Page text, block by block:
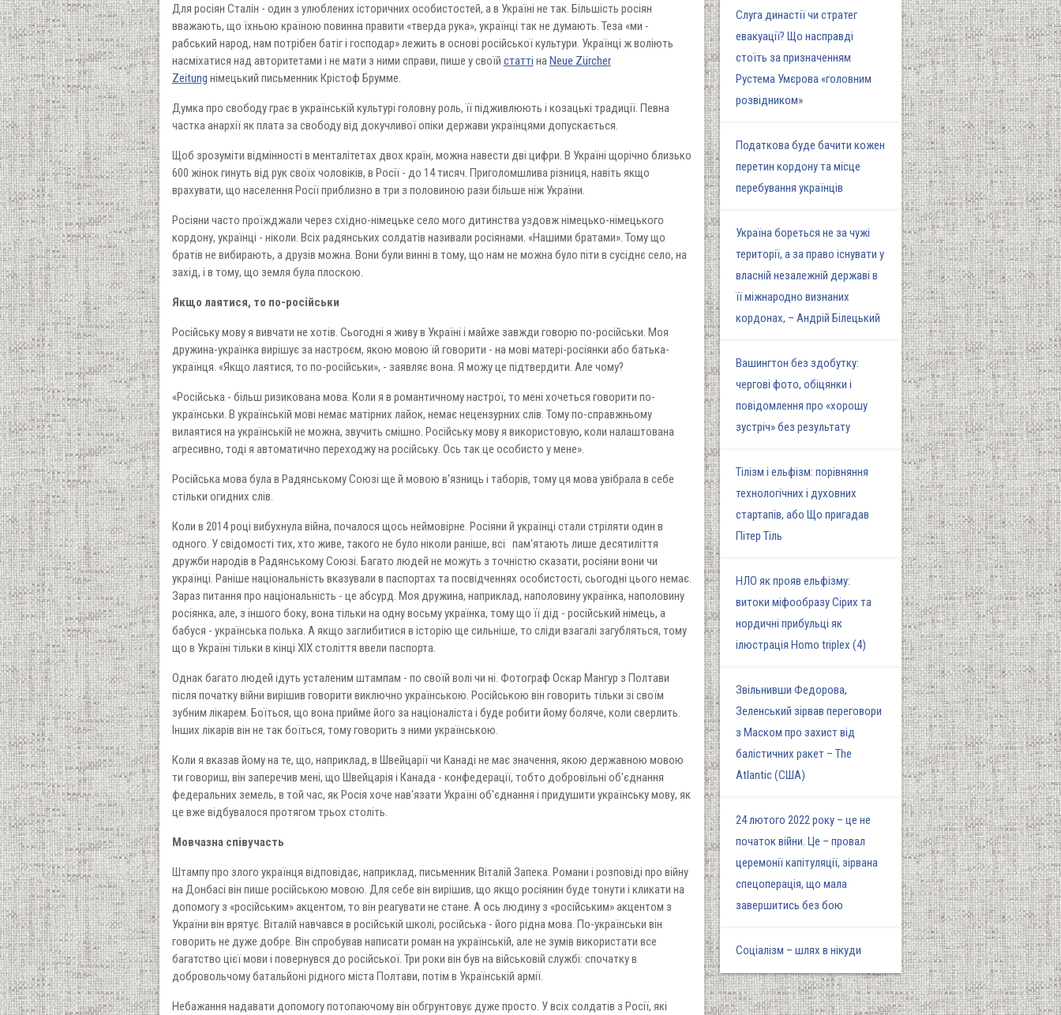
Для росіян Сталін - один з улюблених історичних особистостей, а в Україні не так. Більшість росіян
вважають, що їхньою країною повинна правити «тверда рука», українці так не думають. Теза «ми -
рабський народ, нам потрібен батіг і господар» лежить в основі російської культури. Українці ж воліють
насміхатися над авторитетами і не мати з ними справи, пише у своїй статті наNeue Zürcher
Zeitung німецький письменник Крістоф Брумме.
Думка про свободу грає в українській культурі головну роль, її підживлюють і козацькі традиції. Певна
частка анархії як плата за свободу від докучливої ​​опіки держави українцями допускається.
Щоб зрозуміти відмінності в менталітетах двох країн, можна навести дві цифри. В Україні щорічно близько
600 жінок гинуть від рук своїх чоловіків, в Росії - до 14 тисяч. Приголомшлива різниця, навіть якщо
врахувати, що населення Росії приблизно в три з половиною рази більше ніж України.
Росіяни часто проїжджали через східно-німецьке село мого дитинства уздовж німецько-німецького
кордону, українці - ніколи. Всіх радянських солдатів називали росіянами. «Нашими братами». Тому що
братів не вибирають, а друзів можна. Вони були винні в тому, що нам не можна було піти в сусіднє село, на
захід, і в тому, що земля була плоскою.
Якщо лаятися, то по-російськи
Російську мову я вивчати не хотів. Сьогодні я живу в Україні і майже завжди говорю по-російськи. Моя
дружина-українка вирішує за настроєм, якою мовою їй говорити - на мові матері-росіянки або батька-
українця. «Якщо лаятися, то по-російськи», - заявляє вона. Я можу це підтвердити. Але чому?
«Російська - більш ризикована мова. Коли я в романтичному настрої, то мені хочеться говорити по-
українськи. В українській мові немає матірних лайок, немає нецензурних слів. Тому по-справжньому
вилаятися на українській не можна, звучить смішно. Російську мову я використовую, коли налаштована
агресивно, тоді я автоматично переходжу на російську. Ось так це особисто у мене».
Російська мова була в Радянському Союзі ще й мовою в'язниць і таборів, тому ця мова увібрала в себе
стільки огидних слів.
Коли в 2014 році вибухнула війна, почалося щось неймовірне. Росіяни й українці стали стріляти один в
одного. У свідомості тих, хто живе, такого не було ніколи раніше, всі пам'ятають лише десятиліття
дружби народів в Радянському Союзі. Багато людей не можуть з точністю сказати, росіяни вони чи
українці. Раніше національність вказували в паспортах та посвідченнях особистості, сьогодні цього немає.
Зараз питання про національність - це абсурд. Моя дружина, наприклад, наполовину українка, наполовину
росіянка, але, з іншого боку, вона тільки на одну восьму українка, тому що її дід - російський німець, а
бабуся - українська полька. А якщо заглибитися в історію ще сильніше, то сліди взагалі загубляться, тому
що в Україні тільки в кінці XIX століття ввели паспорта.
Однак багато людей ідуть усталеним штампам - по своїй волі чи ні. Фотограф Оскар Мангур з Полтави
після початку війни вирішив говорити виключно українською. Російською він говорить тільки зі своїм
зубним лікарем. Боїться, що вона прийме його за націоналіста і буде робити йому боляче, коли сверлить.
Інших лікарів він не так боїться, тому говорить з ними українською.
Коли я вказав йому на те, що, наприклад, в Швейцарії чи Канаді не має значення, якою державною мовою
ти говориш, він заперечив мені, що Швейцарія і Канада - конфедерації, тобто добровільні об'єднання
федеральних земель, в той час, як Росія хоче нав'язати Україні об'єднання і придушити українську мову, як
це вже відбувалося протягом трьох століть.
Мовчазна співучасть
Штампу про злого українця відповідає, наприклад, письменник Віталій Запека. Романи і розповіді про війну
на Донбасі він пише російською мовою. Для себе він вирішив, що якщо росіянин буде тонути і кликати на
допомогу з «російським» акцентом, то він реагувати не стане. А ось людину з «російським» акцентом з
України він врятує. Віталій навчався в російській школі, російська - його рідна мова. По-українськи він
говорить не дуже добре. Він спробував написати роман на українській, але не зумів використати все
багатство цієї мови і повернувся до російської. Три роки він був на військовій службі: спочатку в
добровольчому батальйоні рідного міста Полтави, потім в Українській армії.
Небажання надавати допомогу потопаючому він обгрунтовує дуже просто. У всіх солдатів з Росії, які
Слуга династії чи стратег
евакуації? Що насправді
стоїть за призначенням
Рустема Умєрова «головним
розвідником»
Податкова буде бачити кожен
перетин кордону та місце
перебування українців
Україна бореться не за чужі
території, а за право існувати у
власній незалежній державі в
її міжнародно визнаних
кордонах, – Андрій Білецький
Вашингтон без здобутку:
чергові фото, обіцянки і
повідомлення про «хорошу
зустріч» без результату
Тілізм і ельфізм: порівняння
технологічних і духовних
стартапів, або Що пригадав
Пітер Тіль
НЛО як прояв ельфізму:
витоки міфообразу Сірих та
нордичні прибульці як
ілюстрація Homo triplex (4)
Звільнивши Федорова,
Зеленський зірвав переговори
з Маском про захист від
балістичних ракет – The
Atlantic (США)
24 лютого 2022 року – це не
початок війни. Це – провал
церемонії капітуляції, зірвана
спецоперація, що мала
завершитись без бою
Соціалізм – шлях в нікуди